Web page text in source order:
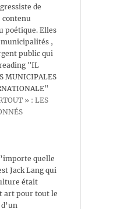
de
contenu
poétique. Elles
,
public qui
"IL
MUNICIPALES
» : LES
quelle
Jack Lang qui
était
art pour tout le